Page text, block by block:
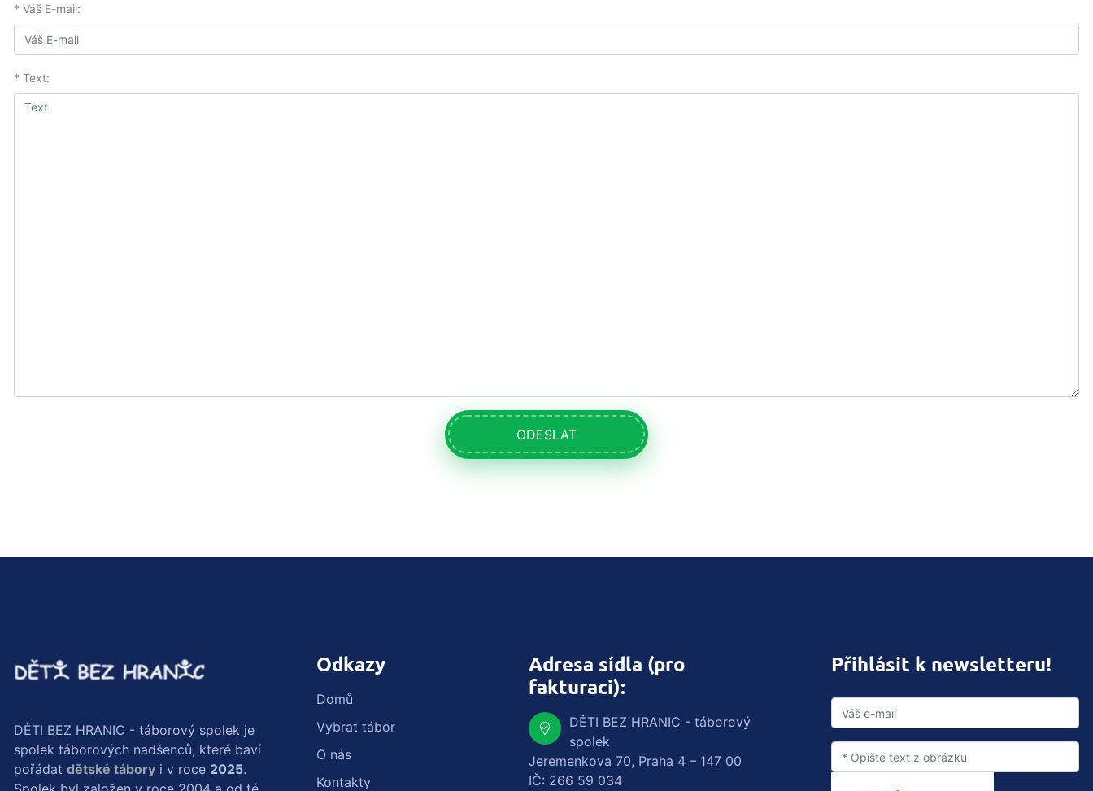
* Váš E-mail:
* Text:
ODESLAT
DĚTI BEZ HRANIC - táborový spolek je
spolek táborových nadšenců, které baví
pořádat dětské tábory i v roce 2025.
Odkazy
Domů
Vybrat tábor
O nás
Kontakty
Adresa sídla (pro
fakturaci):
DĚTI BEZ HRANIC - táborový
spolek
Jeremenkova 70, Praha 4 – 147 00
IČ: 266 59 034
Přihlásit k newsletteru!